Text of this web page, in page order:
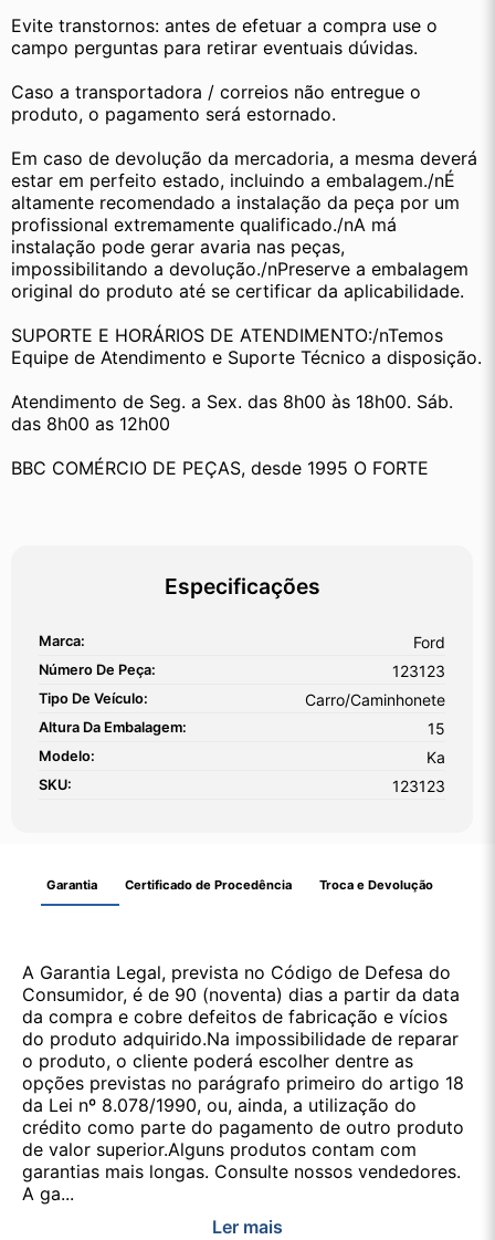
Evite transtornos: antes de efetuar a compra use o
campo perguntas para retirar eventuais dúvidas.
Caso a transportadora / correios não entregue o
produto, o pagamento será estornado.
Em caso de devolução da mercadoria, a mesma deverá
estar em perfeito estado, incluindo a embalagem./nÉ
altamente recomendado a instalação da peça por um
profissional extremamente qualificado./nA má
instalação pode gerar avaria nas peças,
impossibilitando a devolução./nPreserve a embalagem
original do produto até se certificar da aplicabilidade.
SUPORTE E HORÁRIOS DE ATENDIMENTO:/nTemos
Equipe de Atendimento e Suporte Técnico a disposição.
Atendimento de Seg. a Sex. das 8h00 às 18h00. Sáb.
das 8h00 as 12h00
BBC COMÉRCIO DE PEÇAS, desde 1995 O FORTE
Especificações
Marca: Ford
Número De Peça: 123123
Tipo De Veículo: Carro/Caminhonete
Altura Da Embalagem: 15
Modelo: Ka
SKU: 123123
Garantia Certificado de Procedência Troca e Devolução
A Garantia Legal, prevista no Código de Defesa do
Consumidor, é de 90 (noventa) dias a partir da data
da compra e cobre defeitos de fabricação e vícios
do produto adquirido.Na impossibilidade de reparar
o produto, o cliente poderá escolher dentre as
opções previstas no parágrafo primeiro do artigo 18
da Lei nº 8.078/1990, ou, ainda, a utilização do
crédito como parte do pagamento de outro produto
de valor superior.Alguns produtos contam com
garantias mais longas. Consulte nossos vendedores.
A ga...
Ler mais